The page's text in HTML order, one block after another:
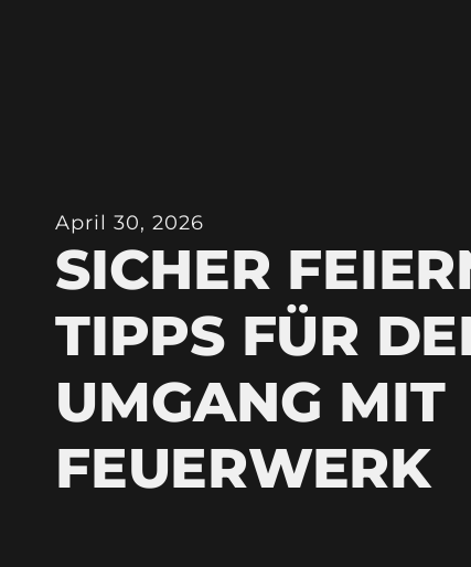
April 30, 2026
SICHER
TIPPS FÜR
UMGANG MIT
FEUERWERK